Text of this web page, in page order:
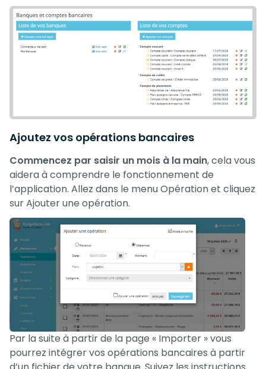
Ajoutez vos opérations bancaires
Commencez par saisir un mois à la main, cela vous
aidera à comprendre le fonctionnement de
l’application. Allez dans le menu Opération et cliquez
sur Ajouter une opération.
Par la suite à partir de la page « Importer » vous
pourrez intégrer vos opérations bancaires à partir